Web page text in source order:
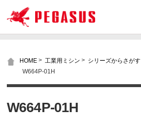
HOME > 工業用ミシン > シリーズからさがす
W664P-01H
W664P-01H